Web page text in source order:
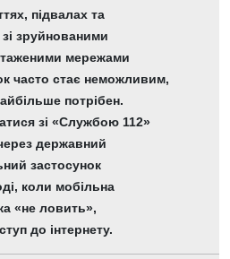
підвалах та
зруйнованими
мережами
часто стає неможливим,
потрібен.
зі «Службою 112»
державний
застосунок
коли мобільна
«не ловить»,
до інтернету.